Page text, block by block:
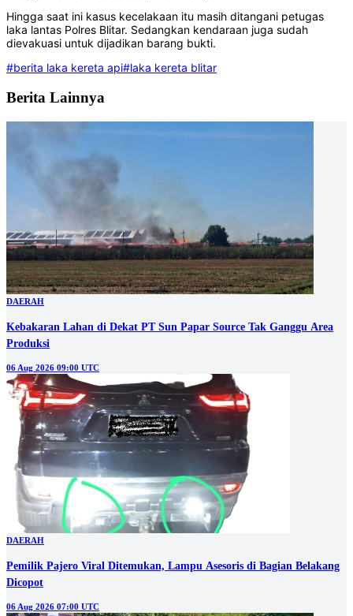
Hingga saat ini kasus kecelakaan itu masih ditangani petugas
laka lantas Polres Blitar. Sedangkan kendaraan juga sudah
dievakuasi untuk dijadikan barang bukti.
#berita laka kereta api#laka kereta blitar
Berita Lainnya
DAERAH
Kebakaran Lahan di Dekat PT Sun Papar Source Tak Ganggu Area
Produksi
06 Aug 2026 09:00 UTC
DAERAH
Pemilik Pajero Viral Ditemukan, Lampu Asesoris di Bagian Belakang
Dicopot
06 Aug 2026 07:00 UTC